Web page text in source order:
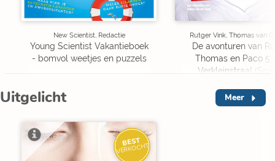
New Scientist, Redactie
Young Scientist Vakantieboek
- bomvol weetjes en puzzels
Rutger Vink, Thomas van
De avonturen van
Thomas en Paco 5
Verkleinstraal
Uitgelicht Meer
BEST
VERKOCHT